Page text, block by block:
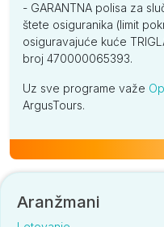
- GARANTNA polisa za
štete osiguranika (limit
osiguravajuće kuće
broj 470000065393.
Uz sve programe važe
ArgusTours.
Aranžmani